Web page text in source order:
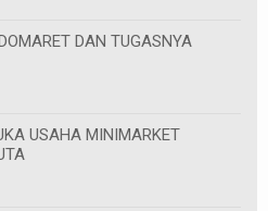
DAN TUGASNYA
USAHA MINIMARKET